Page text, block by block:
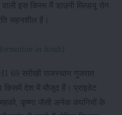
इस किस्म मैं डाउनी मिल्डयू रोग
सहनशील है।
in hindi)
69 सरीखी राजस्थान गुजरात
किसमें देश में मौजूद हैं। प्राइवेट
महको, कृष्णा जैसी अनेक कंपनियों के